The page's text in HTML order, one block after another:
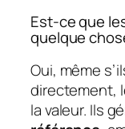
Est-ce que
quelque
Oui, même
directement,
la valeur. Ils